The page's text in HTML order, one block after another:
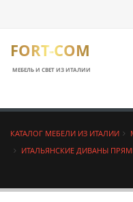
FORT-COM
МЕБЕЛЬ И СВЕТ ИЗ ИТАЛИИ
КАТАЛОГ МЕБЕЛИ ИЗ ИТАЛИИ
ИТАЛЬЯНСКИЕ ДИВАНЫ